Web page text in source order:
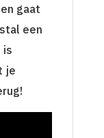
gaat
een
is
je